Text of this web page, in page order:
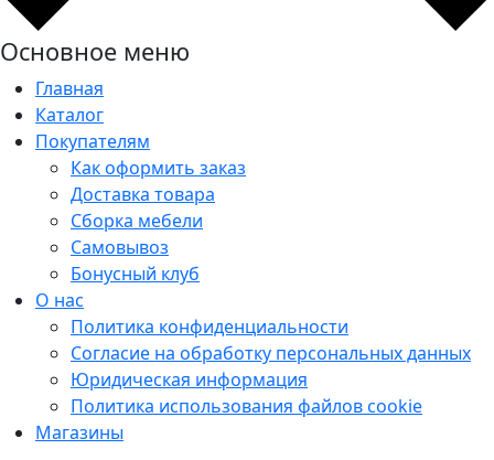
Основное меню
Главная
Каталог
Покупателям
Как оформить заказ
Доставка товара
Сборка мебели
Самовывоз
Бонусный клуб
О нас
Политика конфиденциальности
Согласие на обработку персональных данных
Юридическая информация
Политика использования файлов cookie
Магазины